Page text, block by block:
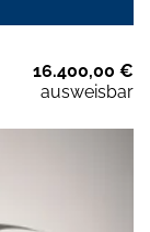
16.400,00 €
ausweisbar